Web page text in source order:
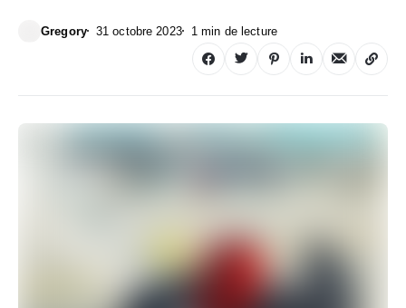
Gregory 31 octobre 2023 1 min de lecture